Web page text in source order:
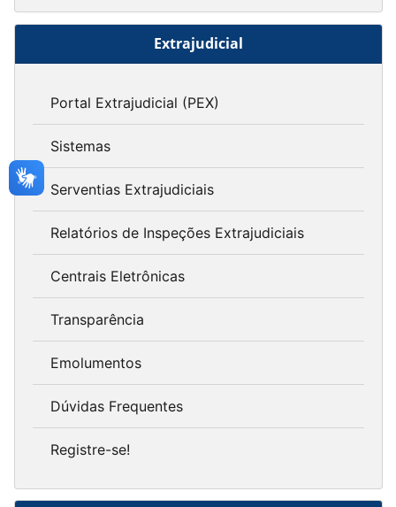
Extrajudicial
Portal Extrajudicial (PEX)
Sistemas
Serventias Extrajudiciais
Relatórios de Inspeções Extrajudiciais
Centrais Eletrônicas
Transparência
Emolumentos
Dúvidas Frequentes
Registre-se!